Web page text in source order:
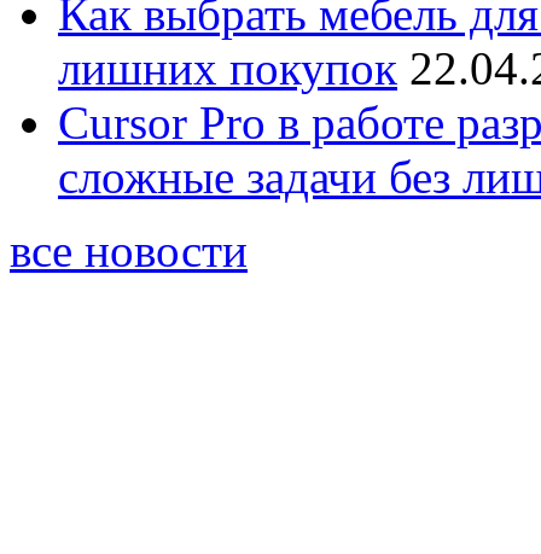
Как выбрать мебель
лишних покупок
Cursor Pro в работе
сложные задачи без
все новости